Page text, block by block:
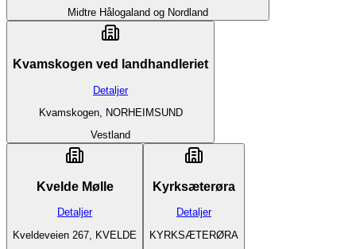
Midtre Hålogaland og Nordland
Kvamskogen ved landhandleriet
Detaljer
Kvamskogen, NORHEIMSUND
Vestland
Kvelde Mølle
Detaljer
Kveldeveien 267, KVELDE
Kyrksæterøra
Detaljer
KYRKSÆTERØRA